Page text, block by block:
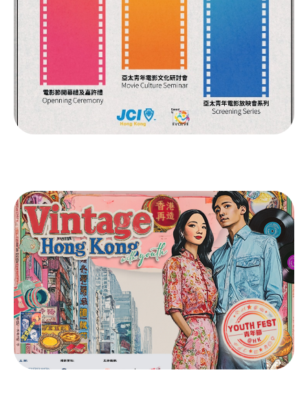
參觀駐香港部隊展覽中心
亞太青年微電影節2024